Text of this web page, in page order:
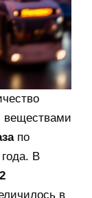
веществами
по
В
2
в